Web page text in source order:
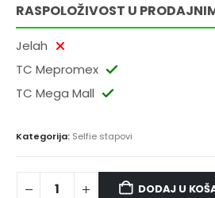
RASPOLOŽIVOST U
Jelah
TC Mepromex
TC Mega Mall
Kategorija: Selfie stapovi
DODAJ U